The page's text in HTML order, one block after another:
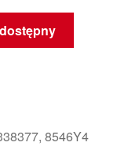
8546Y4